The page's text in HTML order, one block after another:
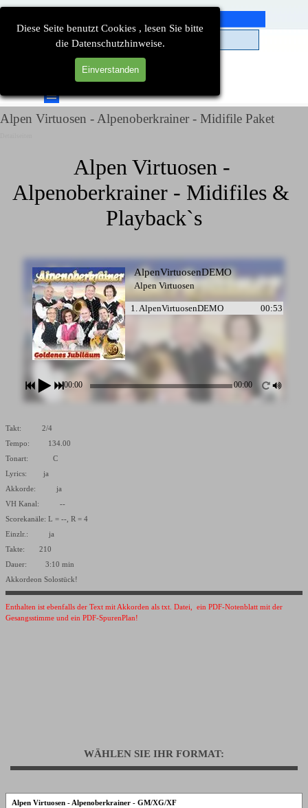
Diese Seite benutzt Cookies , lesen Sie bitte
die Datenschutzhinweise.
Einverstanden
Direkt zum Seiteninhalt
Menü überspringen
Alpen Virtuosen - Alpenoberkrainer - Midifile Paket
Alpen Virtuosen -
Alpenoberkrainer - Midifiles &
Playback`s
AlpenVirtuosenDEMO
Alpen Virtuosen
1. AlpenVirtuosenDEMO
00:53
2. AlpenVirtuosenDRUDEMO
00:00 00:00
Takt: 2/4
Tempo: 134.00
Tonart: C
Lyrics: ja
Akkorde: ja
VH Kanal: --
Scorekanäle: L = --, R = 4
Einzlr.: ja
Takte: 210
Dauer: 3:10 min
Akkordeon Solostück!
Enthalten ist ebenfalls der Text mit Akkorden als txt. Datei, ein PDF-Notenblatt mit der
Gesangsstimme und ein PDF-SpurenPlan!
WÄHLEN SIE IHR FORMAT:
Alpen Virtuosen - Alpenoberkrainer - GM/XG/XF